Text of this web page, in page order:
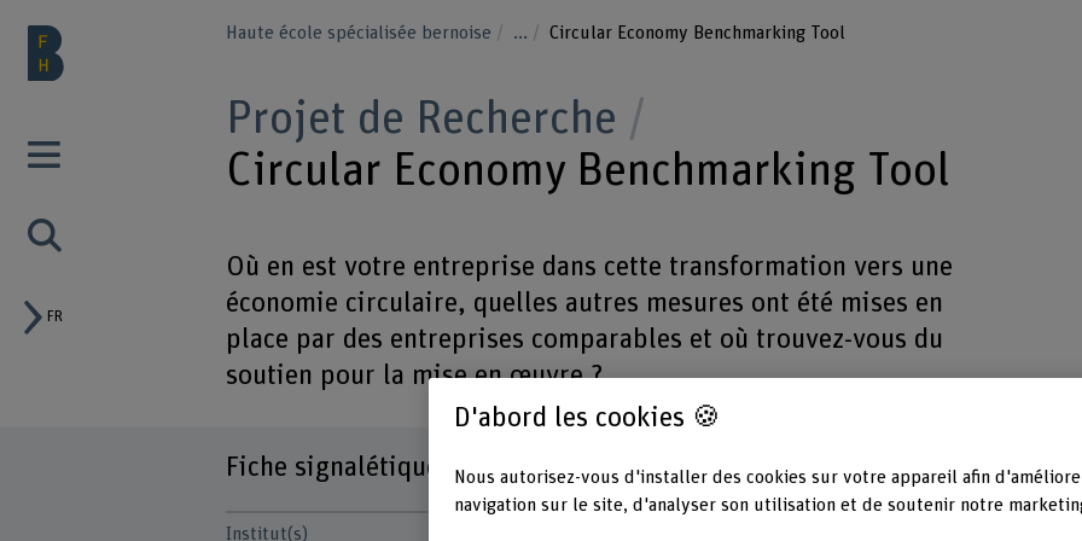
FR
Haute école spécialisée bernoise ... Circular Economy Benchmarking Tool
Projet de Recherche
Circular Economy Benchmarking Tool
Où en est votre entreprise dans cette transformation vers une
économie circulaire, quelles autres mesures ont été mises en
place par des entreprises comparables et où trouvez-vous du
soutien pour la mise en œuvre ?
Fiche signalétique
Institut(s)
D'abord les cookies 🍪
Nous autorisez-vous d'installer des cookies sur votre appareil afin
navigation sur le site, d'analyser son utilisation et de soutenir notre